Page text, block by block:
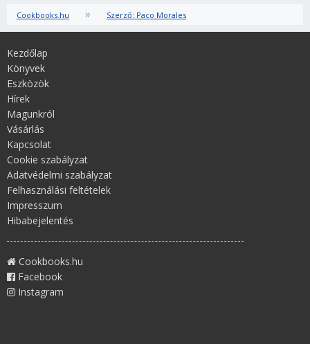
Cookbooks.hu » Szerző: Paco Morales
Kezdőlap
Könyvek
Eszközök
Hírek
Magunkról
Vásárlás
Kapcsolat
Cookie szabályzat
Adatvédelmi szabályzat
Felhasználási feltételek
Impresszum
Hibabejelentés
Cookbooks.hu
Facebook
Instagram